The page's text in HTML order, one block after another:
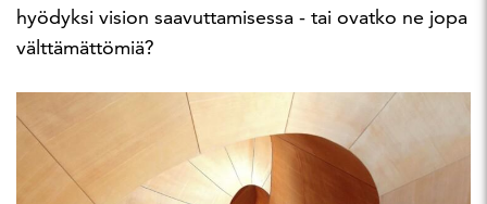
hyödyksi vision saavuttamisessa - tai ovatko ne jopa
välttämättömiä?